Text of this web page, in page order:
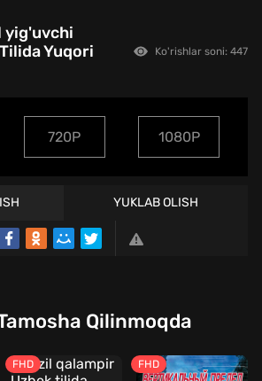
yig'uvchi
Yuqori
Ko'rishlar soni: 447
720P 1080P
YUKLAB OLISH
Qilinmoqda
FHD FHD